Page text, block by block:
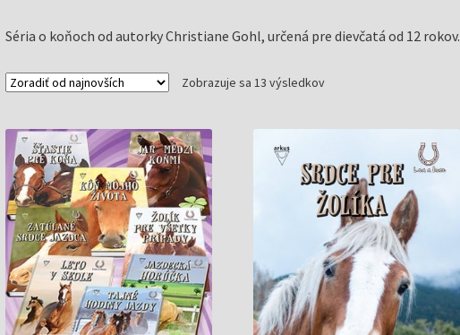
Séria o koňoch od autorky Christiane Gohl, určená pre dievčatá od 12 rokov.
Zobrazuje sa 13 výsledkovZoradené